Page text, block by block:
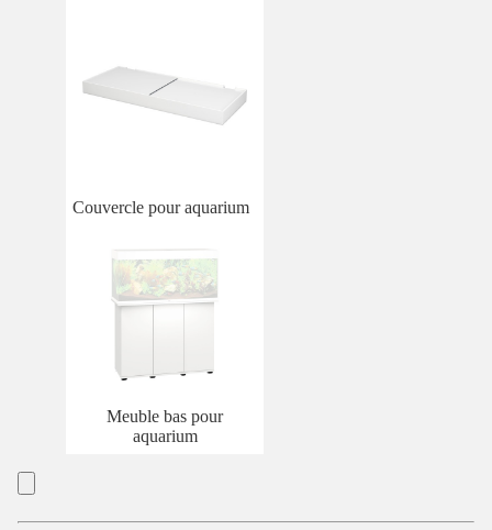
Couvercle pour aquarium
Meuble bas pour
aquarium